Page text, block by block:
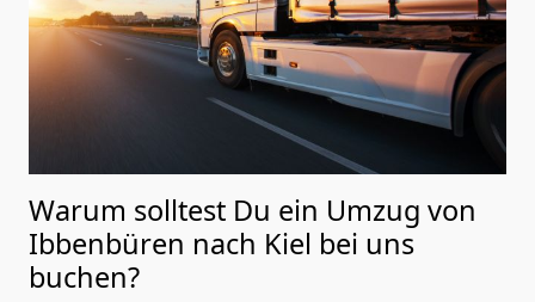
Warum solltest Du ein Umzug von
Ibbenbüren nach Kiel bei uns
buchen?